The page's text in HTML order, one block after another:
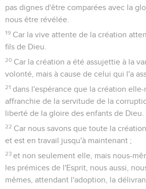
pas dignes d'être comparées avec la
nous être révélée.
19 Car la vive attente de la création
fils de Dieu.
20 Car la création a été assujettie à la
volonté, mais à cause de celui qui l'a
21 dans l'espérance que la création elle-
affranchie de la servitude de la
liberté de la gloire des enfants de Dieu.
22 Car nous savons que toute la
et est en travail jusqu'à maintenant ;
23 et non seulement elle, mais nous-
les prémices de l'Esprit, nous aussi,
mêmes, attendant l'adoption, la